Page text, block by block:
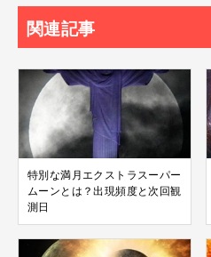
関連記事
特別な満月エクストラスーパー
ムーンとは？出現頻度と次回観
測日